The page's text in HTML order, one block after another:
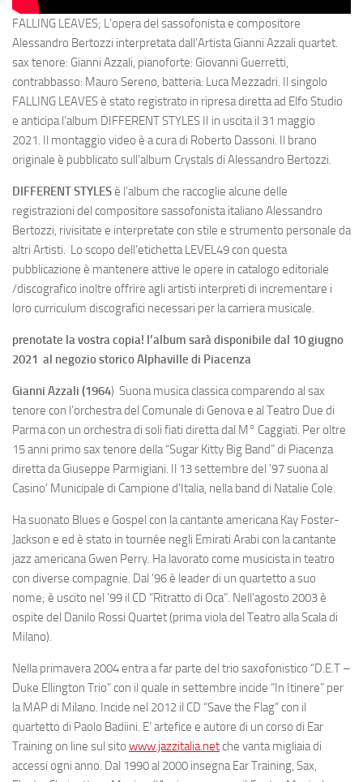
FALLING LEAVES; L’opera del sassofonista e compositore
Alessandro Bertozzi interpretata dall’Artista Gianni Azzali quartet.
sax tenore: Gianni Azzali, pianoforte: Giovanni Guerretti,
contrabbasso: Mauro Sereno, batteria: Luca Mezzadri. Il singolo
FALLING LEAVES è stato registrato in ripresa diretta ad Elfo Studio
e anticipa l’album DIFFERENT STYLES II in uscita il 31 maggio
2021. Il montaggio video è a cura di Roberto Dassoni. Il brano
originale è pubblicato sull’album Crystals di Alessandro Bertozzi.
DIFFERENT STYLESè l’album che raccoglie alcune delle
registrazioni del compositore sassofonista italiano Alessandro
Bertozzi, rivisitate e interpretate con stile e strumento personale da
altri Artisti. Lo scopo dell’etichetta LEVEL49 con questa
pubblicazione è mantenere attive le opere in catalogo editoriale
/discografico inoltre offrire agli artisti interpreti di incrementare i
loro curriculum discografici necessari per la carriera musicale.
prenotate la vostra copia! l’album sarà disponibile dal 10 giugno
2021 al negozio storico Alphaville di Piacenza
Gianni Azzali (1964) Suona musica classica comparendo al sax
tenore con l’orchestra del Comunale di Genova e al Teatro Due di
Parma con un orchestra di soli fiati diretta dal M° Caggiati. Per oltre
15 anni primo sax tenore della “Sugar Kitty Big Band” di Piacenza
diretta da Giuseppe Parmigiani. Il 13 settembre del ’97 suona al
Casino’ Municipale di Campione d’Italia, nella band di Natalie Cole.
Ha suonato Blues e Gospel con la cantante americana Kay Foster-
Jackson e ed è stato in tournée negli Emirati Arabi con la cantante
jazz americana Gwen Perry. Ha lavorato come musicista in teatro
con diverse compagnie. Dal ’96 è leader di un quartetto a suo
nome; è uscito nel ’99 il CD “Ritratto di Oca”. Nell’agosto 2003 è
ospite del Danilo Rossi Quartet (prima viola del Teatro alla Scala di
Milano).
Nella primavera 2004 entra a far parte del trio saxofonistico “D.E.T –
Duke Ellington Trio” con il quale in settembre incide “In Itinere” per
la MAP di Milano. Incide nel 2012 il CD “Save the Flag” con il
quartetto di Paolo Badiini. E’ artefice e autore di un corso di Ear
Training on line sul sito www.jazzitalia.netche vanta migliaia di
accessi ogni anno. Dal 1990 al 2000 insegna Ear Training, Sax,